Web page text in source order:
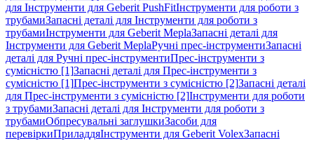
для Інструменти для Geberit PushFitІнструменти для роботи з
трубамиЗапасні деталі для Інструменти для роботи з
трубамиІнструменти для Geberit MeplaЗапасні деталі для
Інструменти для Geberit MeplaРучні прес-інструментиЗапасні
деталі для Ручні прес-інструментиПрес-інструменти з
сумісністю [1]Запасні деталі для Прес-інструменти з
сумісністю [1]Прес-інструменти з сумісністю [2]Запасні деталі
для Прес-інструменти з сумісністю [2]Інструменти для роботи
з трубамиЗапасні деталі для Інструменти для роботи з
трубамиОбпресувальні заглушкиЗасоби для
перевіркиПриладдяІнструменти для Geberit VolexЗапасні